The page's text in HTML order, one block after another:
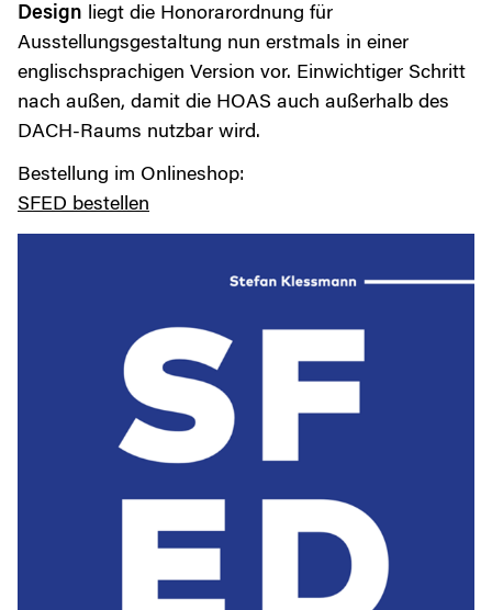
Design liegt die Honorarordnung für
Ausstellungsgestaltung nun erstmals in einer
englischsprachigen Version vor. Einwichtiger Schritt
nach außen, damit die HOAS auch außerhalb des
DACH-Raums nutzbar wird.
Bestellung im Onlineshop:
SFED bestellen